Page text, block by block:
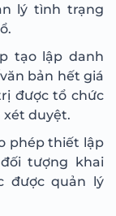
lý tình trạng
tạo lập danh
bản hết giá
được tổ chức
xét duyệt.
phép thiết lập
tượng khai
được quản lý